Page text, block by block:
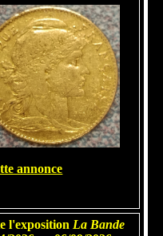
annonce
l'exposition La Bande